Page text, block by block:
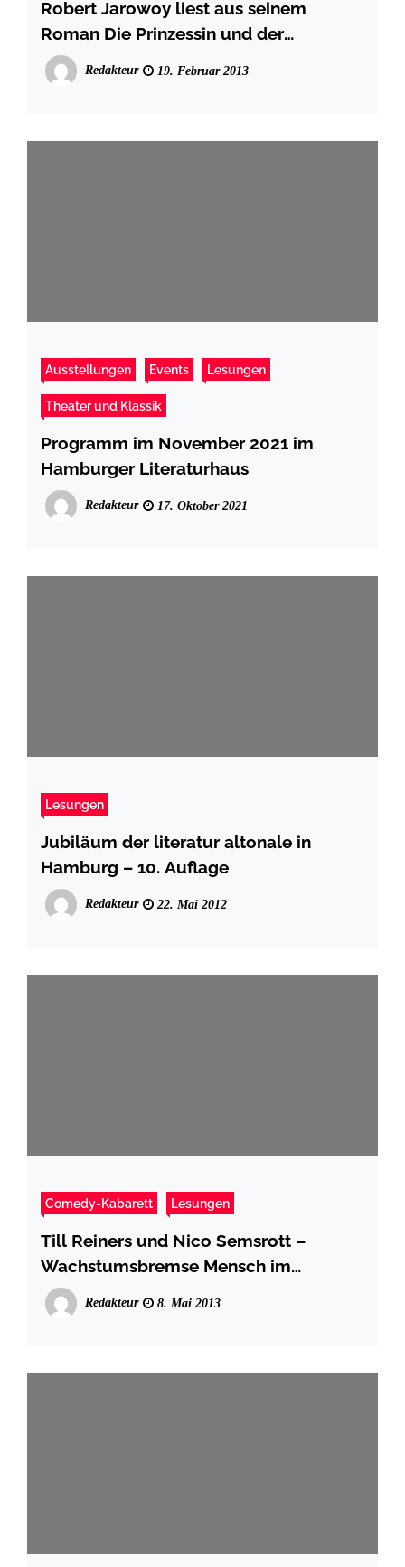
Robert Jarowoy liest aus seinem
Roman Die Prinzessin und der
Schnellläufer
Redakteur 19. Februar 2013
Ausstellungen Events Lesungen
Theater und Klassik
Programm im November 2021 im
Hamburger Literaturhaus
Redakteur 17. Oktober 2021
Lesungen
Jubiläum der literatur altonale in
Hamburg – 10. Auflage
Redakteur 22. Mai 2012
Comedy-Kabarett Lesungen
Till Reiners und Nico Semsrott –
Wachstumsbremse Mensch im
Nachtasyl Hamburg
Redakteur 8. Mai 2013